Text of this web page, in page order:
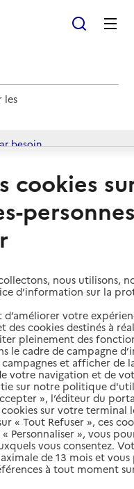
les
besoin
domicile
à domicile
autour de
cookies
nous utilisons,
d’information sur la
votre
des cookies destinés à
pleinement des
le cadre de campagne
et afficher de
votre navigation et de
sur notre politique
», l’éditeur du
sur votre terminal
« Tout Refuser », ces
Personnaliser », vous
vous consentez.
de 13 mois et
à tout moment